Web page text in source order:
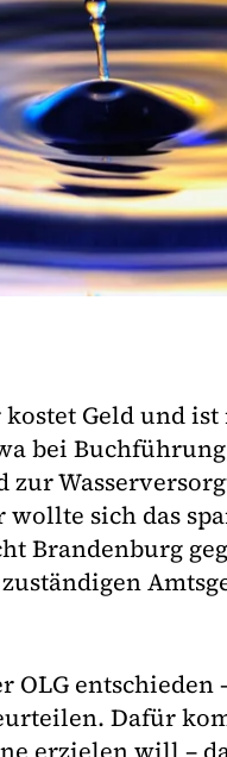
Geld und
bei
sich das
Brandenburg
OLG
Dafür